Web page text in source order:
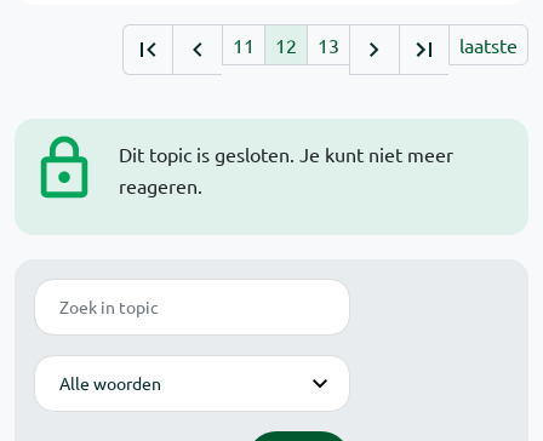
Dit topic is gesloten. Je kunt niet meer
reageren.
Zoek
Modus
11 12 13 laatste